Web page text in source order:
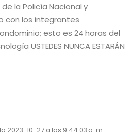
la Policía Nacional y
con los integrantes
esto es 24 horas del
USTEDES NUNCA ESTARÁN